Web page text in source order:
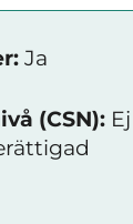
Ja
(CSN): Ej